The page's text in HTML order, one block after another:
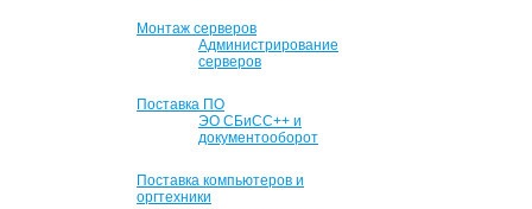
Монтаж серверов
Администрирование
серверов
Поставка ПО
ЭО СБиСС++ и
документооборот
Поставка компьютеров и
оргтехники